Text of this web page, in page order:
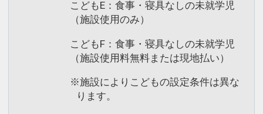
こどもE：食事・寝具なしの未就学児
（施設使用のみ）
こどもF：食事・寝具なしの未就学児
（施設使用料無料または現地払い）
※施設によりこどもの設定条件は異な
ります。